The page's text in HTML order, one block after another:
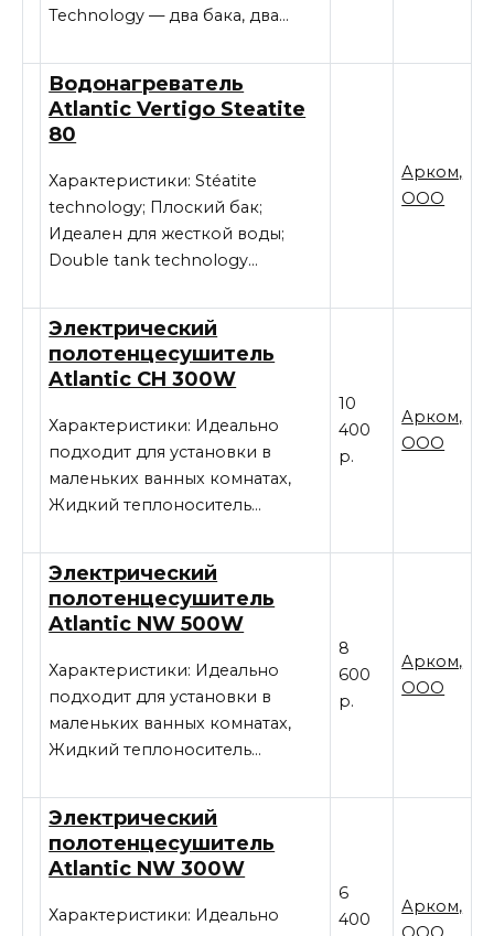
Technology — два бака, два…
Водонагреватель
Atlantic Vertigo Steatite
80
Характеристики: Stéatite
technology; Плоский бак;
Идеален для жесткой воды;
Double tank technology…
Арком,
ООО
Электрический
полотенцесушитель
Atlantic CH 300W
Характеристики: Идеально
подходит для установки в
маленьких ванных комнатах,
Жидкий теплоноситель…
10
400
р.
Арком,
ООО
Электрический
полотенцесушитель
Atlantic NW 500W
Характеристики: Идеально
подходит для установки в
маленьких ванных комнатах,
Жидкий теплоноситель…
8
600
р.
Арком,
ООО
Электрический
полотенцесушитель
Atlantic NW 300W
Характеристики: Идеально
6
400
Арком,